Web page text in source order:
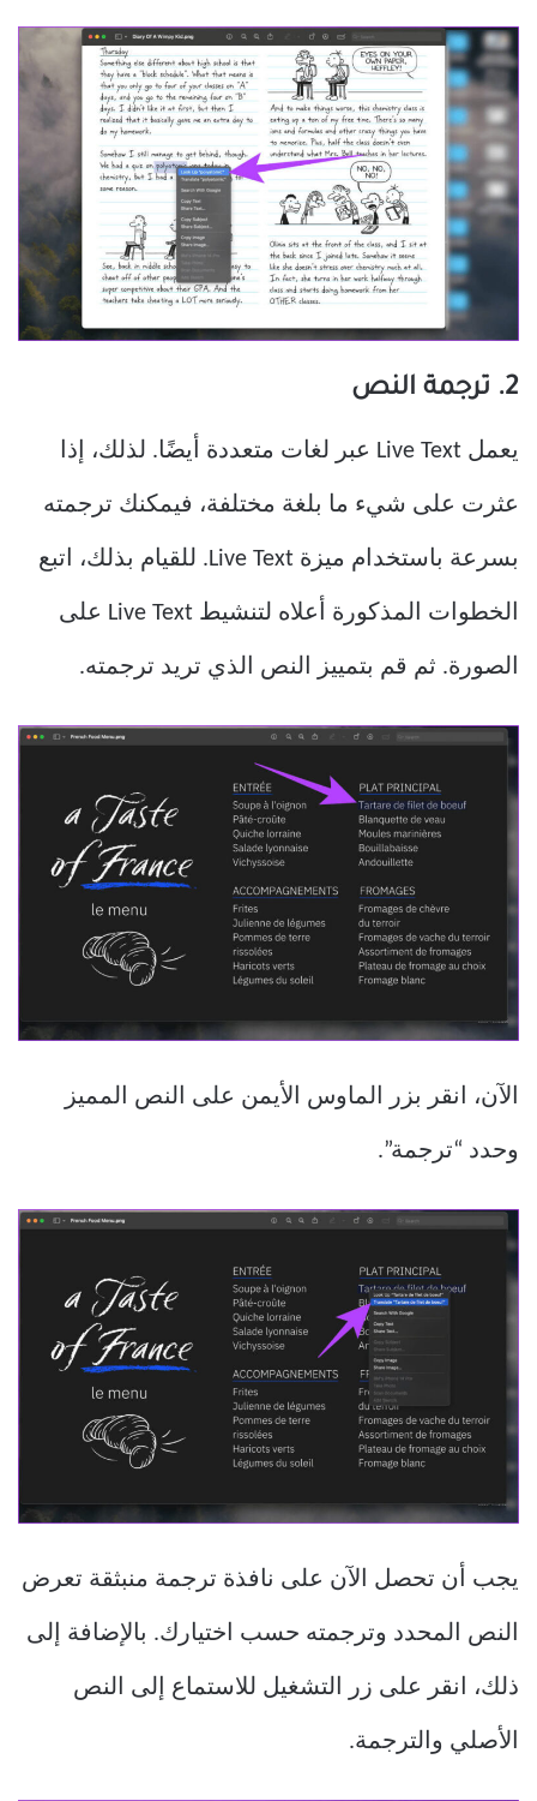
2. ترجمة النص
يعمل Live Text عبر لغات متعددة أيضًا. لذلك، إذا
عثرت على شيء ما بلغة مختلفة، فيمكنك ترجمته
بسرعة باستخدام ميزة Live Text. للقيام بذلك، اتبع
الخطوات المذكورة أعلاه لتنشيط Live Text على
الصورة. ثم قم بتمييز النص الذي تريد ترجمته.
الآن، انقر بزر الماوس الأيمن على النص المميز
وحدد “ترجمة”.
يجب أن تحصل الآن على نافذة ترجمة منبثقة تعرض
النص المحدد وترجمته حسب اختيارك. بالإضافة إلى
ذلك، انقر على زر التشغيل للاستماع إلى النص
الأصلي والترجمة.